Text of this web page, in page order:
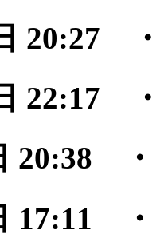
20:27
22:17
20:38 ・
17:11 ・